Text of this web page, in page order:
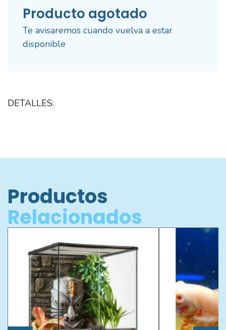
Producto agotado
Te avisaremos cuando vuelva a estar
disponible
DETALLES:
Productos
Relacionados